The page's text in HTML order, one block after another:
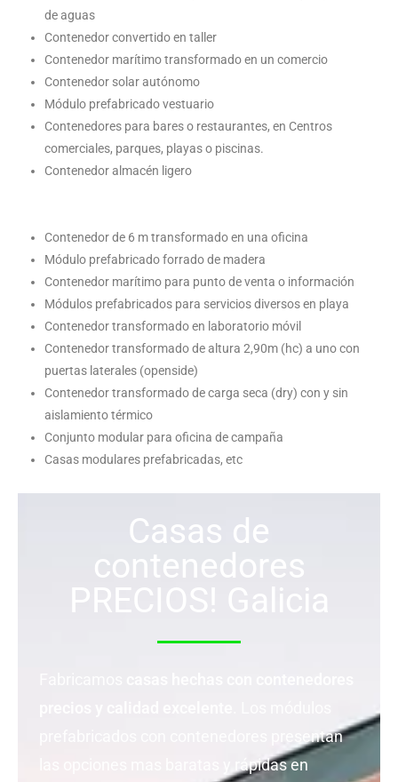
de aguas
Contenedor convertido en taller
Contenedor marítimo transformado en un comercio
Contenedor solar autónomo
Módulo prefabricado vestuario
Contenedores para bares o restaurantes, en Centros
comerciales, parques, playas o piscinas.
Contenedor almacén ligero
Contenedor de 6 m transformado en una oficina
Módulo prefabricado forrado de madera
Contenedor marítimo para punto de venta o información
Módulos prefabricados para servicios diversos en playa
Contenedor transformado en laboratorio móvil
Contenedor transformado de altura 2,90m (hc) a uno con
puertas laterales (openside)
Contenedor transformado de carga seca (dry) con y sin
aislamiento térmico
Conjunto modular para oficina de campaña
Casas modulares prefabricadas, etc
Casas de
contenedores
prefabricados con contenedores presentan
las opciones mas baratas y rápidas en